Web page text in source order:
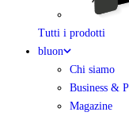
Tutti i prodotti
bluon
Chi siamo
Business &
Magazine